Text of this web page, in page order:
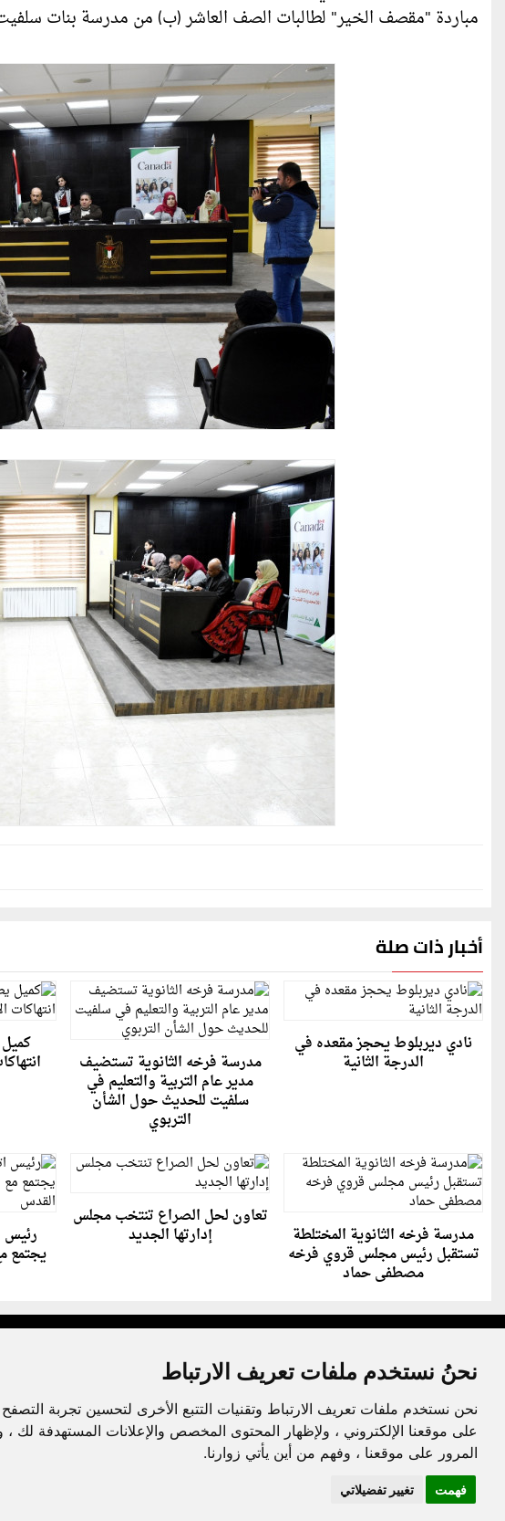
نحنُ نستخدم ملفات تعريف الارتباط
نحن نستخدم ملفات تعريف الارتباط وتقنيات التتبع الأخرى لتحسين تجربة
على موقعنا الإلكتروني ، ولإظهار المحتوى المخصص والإعلانات المستهدفة لك
المرور على موقعنا ، وفهم من أين يأتي زوارنا.
فهمت تغيير تفضيلاتي
مباردة "مقصف الخير" لطالبات الصف العاشر (ب) من مدرسة بنات سلفيت
أخبار ذات صلة
نادي ديربلوط يحجز مقعده في
الدرجة الثانية مدرسة فرخه الثانوية تستضيف
مدير عام التربية والتعليم في
سلفيت للحديث حول الشأن
التربوي
مدرسة فرخه الثانوية المختلطة
تستقبل رئيس مجلس قروي فرخه
مصطفى حماد
تعاون لحل الصراع تنتخب مجلس
إدارتها الجديد رئيس
يجتمع
جميع الحقوق محفوظة لدنيا الوطن © 2003 - 2022